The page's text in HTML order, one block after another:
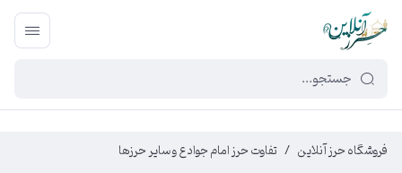
449f43cf-3da2-4422-bb12-2566cb5b8b05
فروشگاه حرز آنلاین / تفاوت حرز امام جواد ع و سایر حرزها